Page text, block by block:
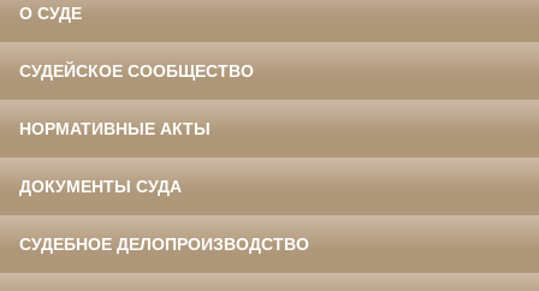
О СУДЕ
СУДЕЙСКОЕ СООБЩЕСТВО
НОРМАТИВНЫЕ АКТЫ
ДОКУМЕНТЫ СУДА
СУДЕБНОЕ ДЕЛОПРОИЗВОДСТВО